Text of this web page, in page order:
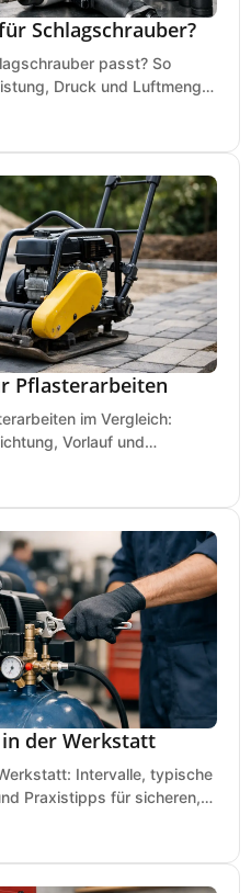
Schlagschrauber?
passt? So
Druck und Luftmenge
Pflasterarbeiten
im Vergleich:
Vorlauf und
der Werkstatt
Intervalle, typische
Praxistipps für sicheren,